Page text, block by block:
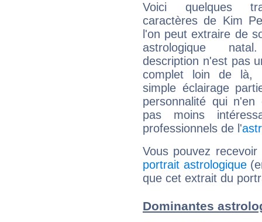
Voici quelques
caractères de Kim
l'on peut extraire de
astrologique
description n'est pas
complet loin de là,
simple éclairage
personnalité qui n'en
pas moins
professionnels de l'
Vous pouvez
portrait astrologique
que cet extrait du
Dominantes